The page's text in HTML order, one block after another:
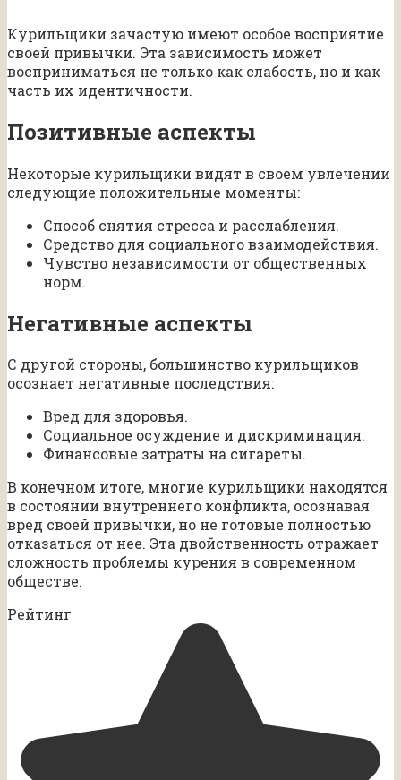
Курильщики зачастую имеют особое восприятие
своей привычки. Эта зависимость может
восприниматься не только как слабость, но и как
часть их идентичности.
Позитивные аспекты
Некоторые курильщики видят в своем увлечении
следующие положительные моменты:
Способ снятия стресса и расслабления.
Средство для социального взаимодействия.
Чувство независимости от общественных
норм.
Негативные аспекты
С другой стороны, большинство курильщиков
осознает негативные последствия:
Вред для здоровья.
Социальное осуждение и дискриминация.
Финансовые затраты на сигареты.
В конечном итоге, многие курильщики находятся
в состоянии внутреннего конфликта, осознавая
вред своей привычки, но не готовые полностью
отказаться от нее. Эта двойственность отражает
сложность проблемы курения в современном
обществе.
Рейтинг